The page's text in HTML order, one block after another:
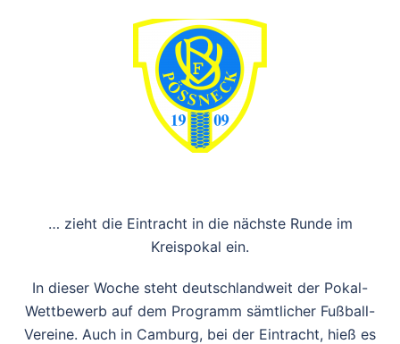
… zieht die Eintracht in die nächste Runde im
Kreispokal ein.
In dieser Woche steht deutschlandweit der Pokal-
Wettbewerb auf dem Programm sämtlicher Fußball-
Vereine. Auch in Camburg, bei der Eintracht, hieß es